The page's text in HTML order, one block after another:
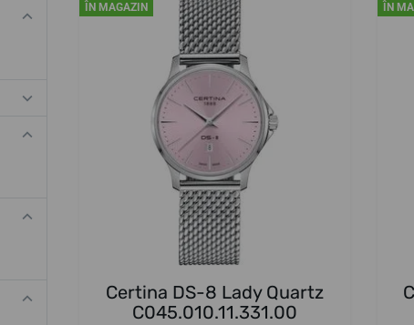
ÎN MAGAZIN
Certina DS-8 Lady Quartz
C045.010.11.331.00
ÎN